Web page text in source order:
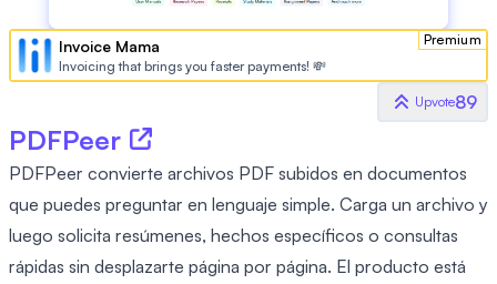
Premium
Invoice Mama
Invoicing that brings you faster payments! 💸
Upvote89
PDFPeer
PDFPeer convierte archivos PDF subidos en documentos
que puedes preguntar en lenguaje simple. Carga un archivo y
luego solicita resúmenes, hechos específicos o consultas
rápidas sin desplazarte página por página. El producto está